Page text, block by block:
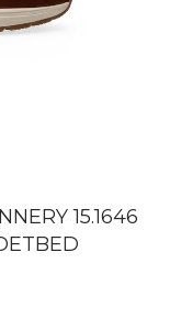
15.1646